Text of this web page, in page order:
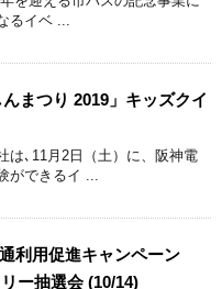
るイベ ...
んまつり 2019」キッズクイ
は､11月2日（土）に、阪神電
ができるイ ...
利用促進キャンペーン
ー抽選会 (10/14)